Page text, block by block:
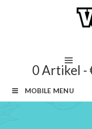
0 Artikel -
MOBILE MENU